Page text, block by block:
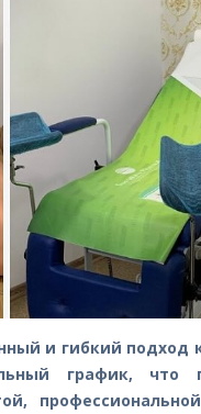
и гибкий подход
график, что